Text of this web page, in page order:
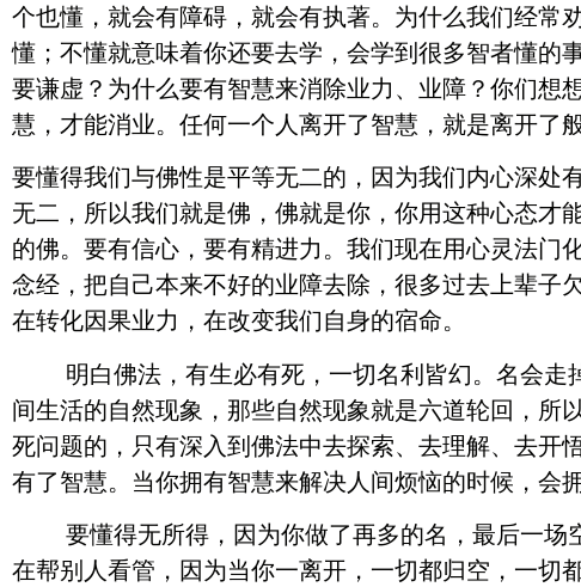
个也懂，就会有障碍，就会有执著。为什么我们经常
懂；不懂就意味着你还要去学，会学到很多智者懂的
要谦虚？为什么要有智慧来消除业力、业障？你们想
慧，才能消业。任何一个人离开了智慧，就是离开了
要懂得我们与佛性是平等无二的，因为我们内心深处
无二，所以我们就是佛，佛就是你，你用这种心态才
的佛。要有信心，要有精进力。我们现在用心灵法门
念经，把自己本来不好的业障去除，很多过去上辈子
在转化因果业力，在改变我们自身的宿命。
明白佛法，有生必有死，一切名利皆幻。名会走
间生活的自然现象，那些自然现象就是六道轮回，所
死问题的，只有深入到佛法中去探索、去理解、去开
有了智慧。当你拥有智慧来解决人间烦恼的时候，会拥
要懂得无所得，因为你做了再多的名，最后一场
在帮别人看管，因为当你一离开，一切都归空，一切